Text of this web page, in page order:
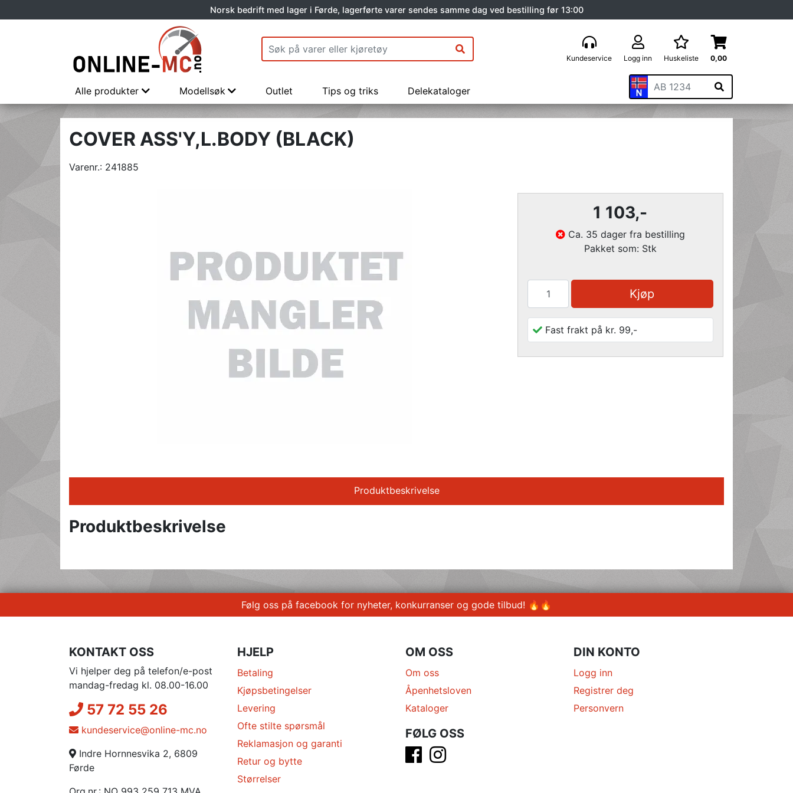
Norsk bedrift med lager i Førde, lagerførte varer sendes samme dag ved bestilling før 13:00
Kundeservice Logg inn Huskeliste 0,00
Alle produkter Modellsøk Outlet Tips og triks Delekataloger
COVER ASS'Y,L.BODY (BLACK)
Varenr.: 241885
1 103,-
Ca. 35 dager fra bestilling
Pakket som: Stk
Kjøp
Fast frakt på kr. 99,-
Produktbeskrivelse
Produktbeskrivelse
Følg oss på facebook for nyheter, konkurranser og gode tilbud! 🔥🔥
KONTAKT OSS
Vi hjelper deg på telefon/e-post
mandag-fredag kl. 08.00-16.00
57 72 55 26
kundeservice@online-mc.no
Indre Hornnesvika 2, 6809
Førde
HJELP
Betaling
Kjøpsbetingelser
Levering
Ofte stilte spørsmål
Reklamasjon og garanti
Retur og bytte
Størrelser
OM OSS
Om oss
Åpenhetsloven
Kataloger
FØLG OSS
DIN KONTO
Logg inn
Registrer deg
Personvern